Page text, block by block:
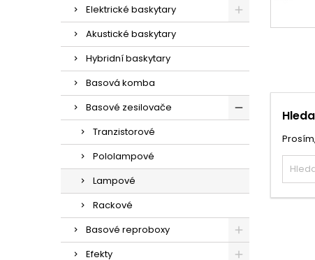
Elektrické baskytary
Akustické baskytary
Hybridní baskytary
Basová komba
Basové zesilovače
Tranzistorové
Pololampové
Lampové
Rackové
Basové reproboxy
Efekty